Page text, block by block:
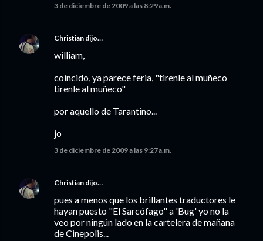
3 de diciembre de 2009 a las 8:29 a.m.
Christian dijo…
william,
coincido, ya parece feria, "tirenle al muñeco
tirenle al muñeco"
por aquello de Tarantino...
jo
3 de diciembre de 2009 a las 9:27 a.m.
Christian dijo…
pues a menos que los brillantes traductores le
hayan puesto "El Sarcófago" a 'Bug' yo no la
veo por ningún lado en la cartelera de mañana
de Cinepolis...